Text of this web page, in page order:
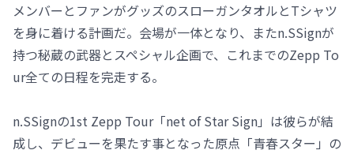
メンバーとファンがグッズのスローガンタオルとTシャツ
を身に着ける計画だ。会場が一体となり、またn.SSignが
持つ秘蔵の武器とスペシャル企画で、これまでのZepp To
ur全ての日程を完走する。
n.SSignの1st Zepp Tour「net of Star Sign」は彼らが結
成し、デビューを果たす事となった原点「青春スター」の